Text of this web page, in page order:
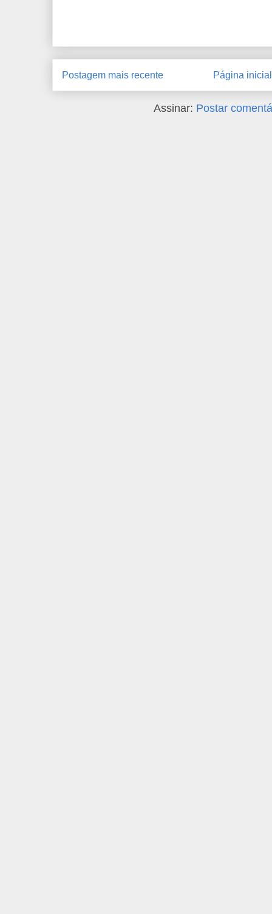
Postagem mais recente Página inicial
Assinar: Postar